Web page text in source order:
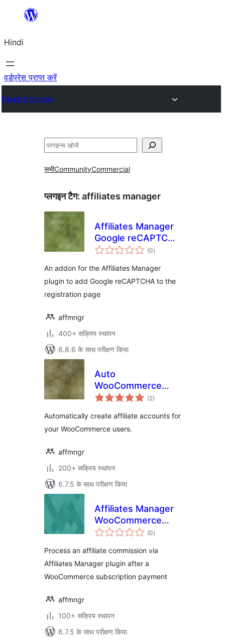
सामग्री
जाएं
Hindi
वर्डप्रेस प्राप्त करें
Plugin Directory
खोजें
सभीCommunityCommercial
प्लगइन टैग: affiliates manager
Affiliates Manager
Google reCAPTCHA
Integration
(0कुल
दर)
An addon for the Affiliates Manager
plugin to add Google reCAPTCHA to the
registration page
affmngr
400+ सक्रिय स्थापन
6.8.6 के साथ परीक्षण किया
Auto
WooCommerce
Affiliate Account
(2कुल
दर)
Automatically create affiliate accounts for
your WooCommerce users.
affmngr
200+ सक्रिय स्थापन
6.7.5 के साथ परीक्षण किया
Affiliates Manager
WooCommerce
Subscription(0कुल
दर)
Process an affiliate commission via
Affiliates Manager plugin after a
WooCommerce subscription payment
affmngr
100+ सक्रिय स्थापन
6.7.5 के साथ परीक्षण किया